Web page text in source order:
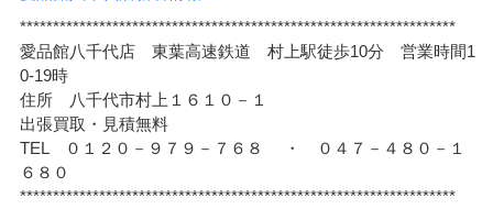
******************************************************************
愛品館八千代店 東葉高速鉄道 村上駅徒歩10分 営業時間1
0-19時
住所 八千代市村上１６１０－１
出張買取・見積無料
TEL ０１２０－９７９－７６８ ・ ０４７－４８０－１
６８０
******************************************************************